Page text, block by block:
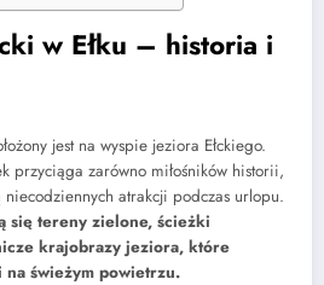
w Ełku – historia i
jest na wyspie jeziora Ełckiego.
przyciąga zarówno miłośników historii,
atrakcji podczas urlopu.
się tereny zielone, ścieżki
krajobrazy jeziora, które
świeżym powietrzu.